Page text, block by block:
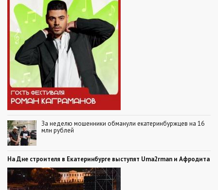
За неделю мошенники обманули екатеринбуржцев на 16
млн рублей
На Дне строителя в Екатеринбурге выступят Uma2rman и Афродита